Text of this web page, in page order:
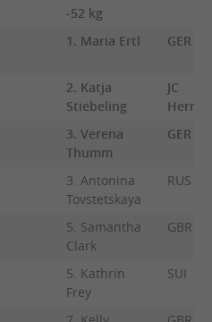
-52 kg
1. Maria Ertl GER
2. Katja
Stiebeling
JC
3. Verena
Thumm
GER
3. Antonina
Tovstetskaya
RUS
5. Samantha
Clark
GBR
5. Kathrin
Frey
SUI